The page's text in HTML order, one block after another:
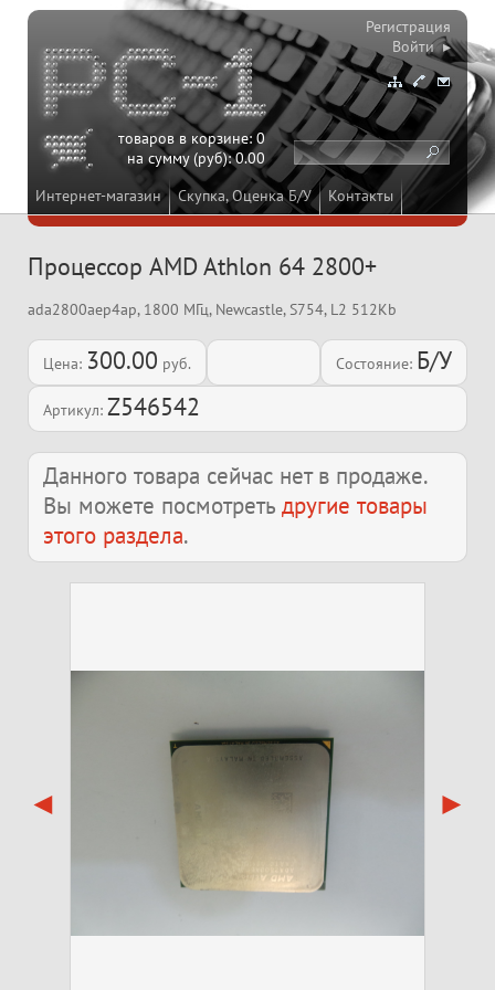
Интернет-магазин Скупка, Оценка Б/У Контакты
товаров в корзине:0
на сумму (руб):0.00
Регистрация
Войти ▸
Процессор AMD Athlon 64 2800+
ada2800aep4ap, 1800 МГц, Newcastle, S754, L2 512Kb
Цена: 300.00 руб. Состояние: Б/У
Артикул: Z546542
Данного товара сейчас нет в продаже.
Вы можете посмотреть другие товары
этого раздела.